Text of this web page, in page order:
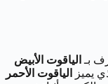
بـ الياقوت الأبيض
يميز
الياقوت الأحمر